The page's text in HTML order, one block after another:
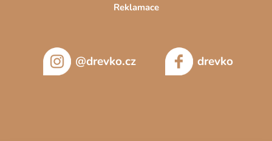
Reklamace
@drevko.cz drevko